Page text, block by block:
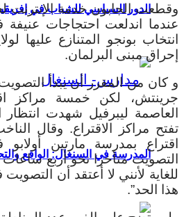
الدور السياسي للشباب في
المدرسة في السنغال: الواقع
عندما اندلعت احتجاجات
انتخاب بونجو المتنازع عليها
إحراق مبنى البرلمان.
جرينتش، لكن خمسة مراكز
العاصمة ليبرفيل شهدت
تفتح مراكز الاقتراع. وقال
اقتراع بمدرسة مارتين
التصويت متأخرا نحو أربع ساعات
للغاية لأنني لا أعتقد أن التصويت
هذا الحد”.